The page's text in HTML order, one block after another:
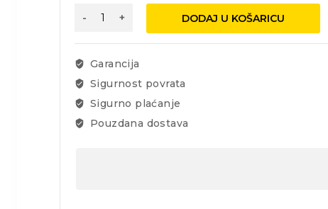
Rubi
Drygres
Premium
fi
20
količina
DODAJ U KOŠARICU
Garancija
Sigurnost povrata
Sigurno plaćanje
Pouzdana dostava